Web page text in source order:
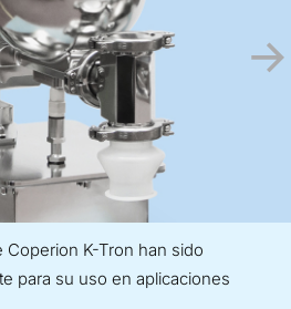
K-Tron han sido
para su uso en aplicaciones